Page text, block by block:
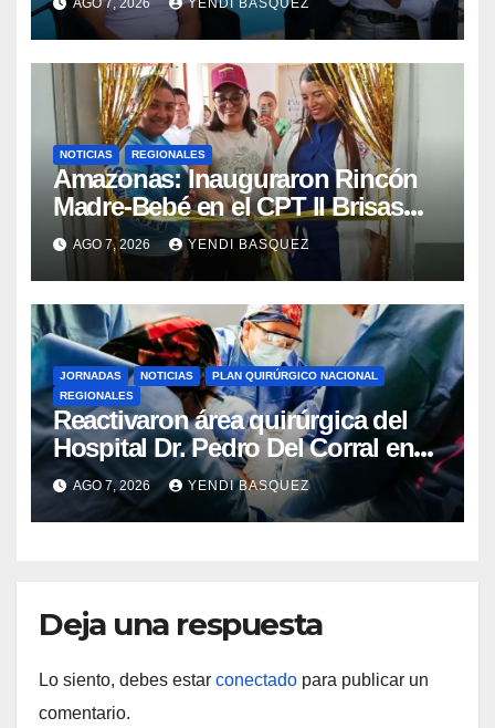
NOTICIAS REGIONALES
​Amazonas: Inauguraron Rincón
Madre-Bebé en el CPT II Brisas
del Aeropuerto ​Inauguraron
Rincón
AGO 7, 2026 YENDI BASQUEZ
JORNADAS NOTICIAS
PLAN QUIRÚRGICO NACIONAL
REGIONALES
Reactivaron área quirúrgica del
Hospital Dr. Pedro Del Corral en
Guárico
AGO 7, 2026 YENDI BASQUEZ
Deja una respuesta
Lo siento, debes estar conectado para publicar un
comentario.